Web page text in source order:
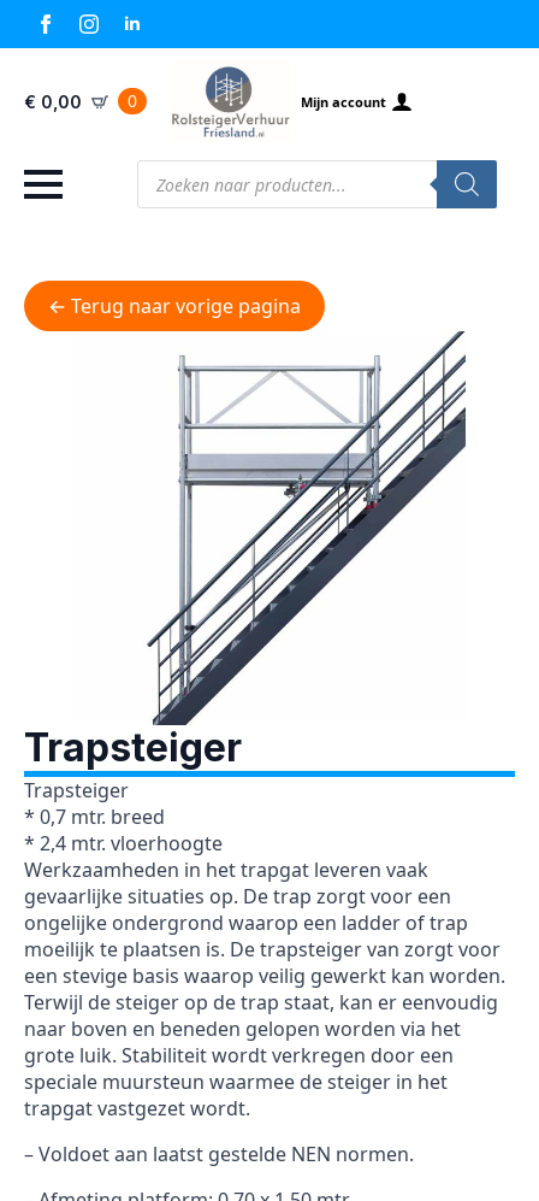
€ 0,00 0 Mijn account
Producten
zoeken
← Terug naar vorige pagina
Trapsteiger
Trapsteiger
* 0,7 mtr. breed
* 2,4 mtr. vloerhoogte
Werkzaamheden in het trapgat leveren vaak
gevaarlijke situaties op. De trap zorgt voor een
ongelijke ondergrond waarop een ladder of trap
moeilijk te plaatsen is. De trapsteiger van zorgt voor
een stevige basis waarop veilig gewerkt kan worden.
Terwijl de steiger op de trap staat, kan er eenvoudig
naar boven en beneden gelopen worden via het
grote luik. Stabiliteit wordt verkregen door een
speciale muursteun waarmee de steiger in het
trapgat vastgezet wordt.
– Voldoet aan laatst gestelde NEN normen.